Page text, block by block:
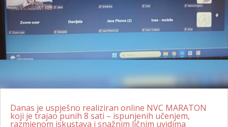
Danas je uspješno realiziran online NVC MARATON
koji je trajao punih 8 sati – ispunjenih učenjem,
razmjenom iskustava i snažnim ličnim uvidima